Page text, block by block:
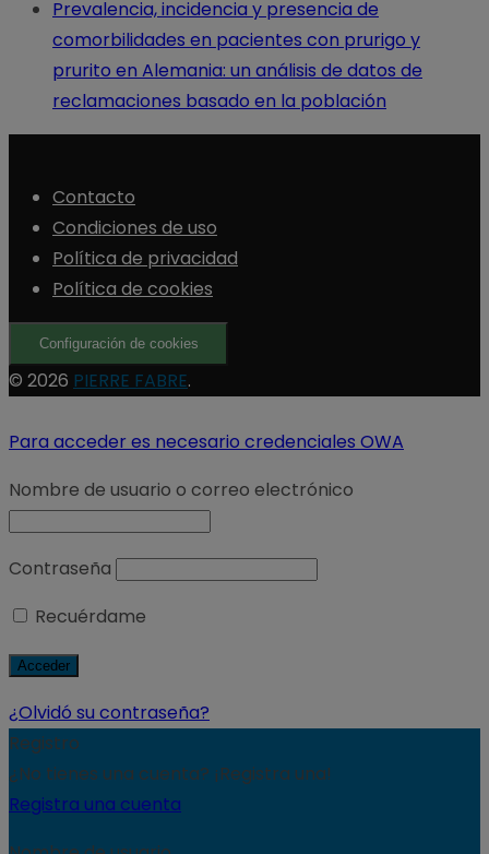
Prevalencia, incidencia y presencia de
comorbilidades en pacientes con prurigo y
prurito en Alemania: un análisis de datos de
reclamaciones basado en la población
Contacto
Condiciones de uso
Política de privacidad
Política de cookies
Configuración de cookies
© 2026 PIERRE FABRE.
Para acceder es necesario credenciales OWA
Nombre de usuario o correo electrónico
Contraseña
Recuérdame
¿Olvidó su contraseña?
Registro
¿No tienes una cuenta? ¡Registra una!
Registra una cuenta